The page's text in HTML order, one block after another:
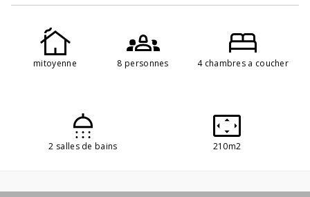
mitoyenne 8 personnes 4 chambres a coucher
2 salles de bains 210m2